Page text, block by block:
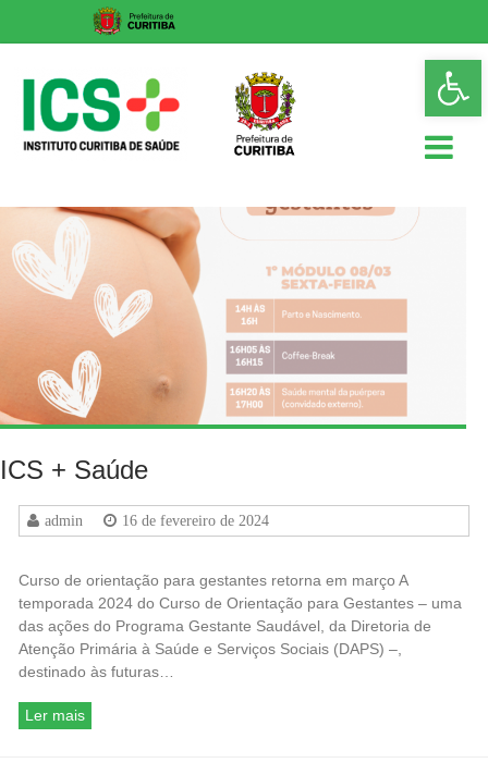
content
ICS
Instituto
Curitiba
de
ICS + Saúde
admin 16 de fevereiro de 2024
Curso de orientação para gestantes retorna em março A
temporada 2024 do Curso de Orientação para Gestantes – uma
das ações do Programa Gestante Saudável, da Diretoria de
Atenção Primária à Saúde e Serviços Sociais (DAPS) –,
destinado às futuras…
Ler mais